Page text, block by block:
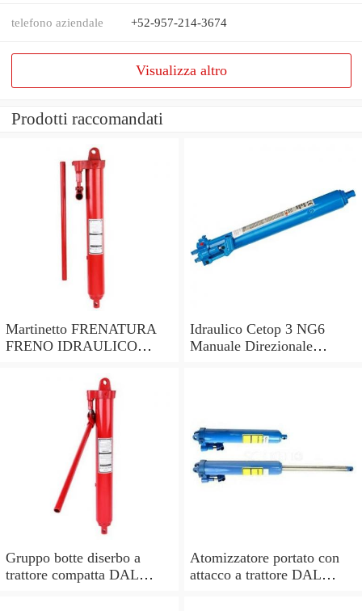
telefono aziendale +52-957-214-3674
Visualizza altro
Prodotti raccomandati
Martinetto FRENATURA
FRENO IDRAULICO
lunghezza pistone 285mm
Idraulico Cetop 3 NG6
Manuale Direzionale
Gruppo botte diserbo a
trattore compatta DAL
Atomizzatore portato con
attacco a trattore DAL